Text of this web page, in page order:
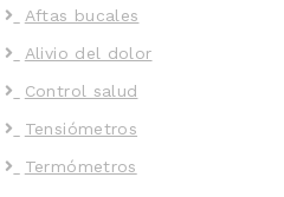
Aftas bucales
Alivio del dolor
Control salud
Tensiómetros
Termómetros